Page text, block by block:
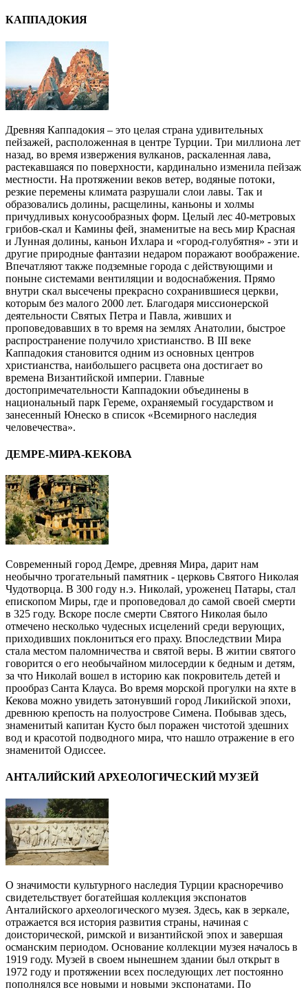
КАППАДОКИЯ
Древняя Каппадокия – это целая страна удивительных
пейзажей, расположенная в центре Турции. Три миллиона лет
назад, во время извержения вулканов, раскаленная лава,
растекавшаяся по поверхности, кардинально изменила пейзаж
местности. На протяжении веков ветер, водяные потоки,
резкие перемены климата разрушали слои лавы. Так и
образовались долины, расщелины, каньоны и холмы
причудливых конусообразных форм. Целый лес 40-метровых
грибов-скал и Камины фей, знаменитые на весь мир Красная
и Лунная долины, каньон Ихлара и «город-голубятня» - эти и
другие природные фантазии недаром поражают воображение.
Впечатляют также подземные города с действующими и
поныне системами вентиляции и водоснабжения. Прямо
внутри скал высечены прекрасно сохранившиеся церкви,
которым без малого 2000 лет. Благодаря миссионерской
деятельности Святых Петра и Павла, живших и
проповедовавших в то время на землях Анатолии, быстрое
распространение получило христианство. В III веке
Каппадокия становится одним из основных центров
христианства, наибольшего расцвета она достигает во
времена Византийской империи. Главные
достопримечательности Каппадокии объединены в
национальный парк Гереме, охраняемый государством и
занесенный Юнеско в список «Всемирного наследия
человечества».
ДЕМРЕ-МИРА-КЕКОВА
Современный город Демре, древняя Мира, дарит нам
необычно трогательный памятник - церковь Святого Николая
Чудотворца. В 300 году н.э. Николай, уроженец Патары, стал
епископом Миры, где и проповедовал до самой своей смерти
в 325 году. Вскоре после смерти Святого Николая было
отмечено несколько чудесных исцелений среди верующих,
приходивших поклониться его праху. Впоследствии Мира
стала местом паломничества и святой веры. В житии святого
говорится о его необычайном милосердии к бедным и детям,
за что Николай вошел в историю как покровитель детей и
прообраз Санта Клауса. Во время морской прогулки на яхте в
Кекова можно увидеть затонувший город Ликийской эпохи,
древнюю крепость на полуострове Симена. Побывав здесь,
знаменитый капитан Кусто был поражен чистотой здешних
вод и красотой подводного мира, что нашло отражение в его
знаменитой Одиссее.
АНТАЛИЙСКИЙ АРХЕОЛОГИЧЕСКИЙ МУЗЕЙ
О значимости культурного наследия Турции красноречиво
свидетельствует богатейшая коллекция экспонатов
Анталийского археологического музея. Здесь, как в зеркале,
отражается вся история развития страны, начиная с
доисторической, римской и византийской эпох и завершая
османским периодом. Основание коллекции музея началось в
1919 году. Музей в своем нынешнем здании был открыт в
1972 году и протяжении всех последующих лет постоянно
пополнялся все новыми и новыми экспонатами. По